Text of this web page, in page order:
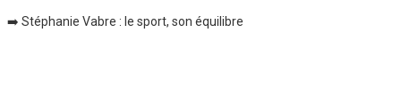
➡️ Stéphanie Vabre : le sport, son équilibre